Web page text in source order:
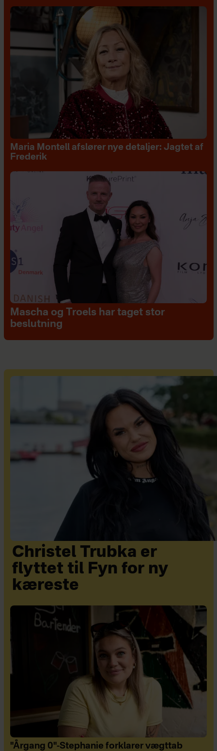
Maria Montell afslører nye detaljer: Jagtet af
Frederik
Mascha og Troels har taget stor
beslutning
Christel Trubka er
flyttet til Fyn for ny
kæreste
"Årgang 0"-Stephanie forklarer vægttab